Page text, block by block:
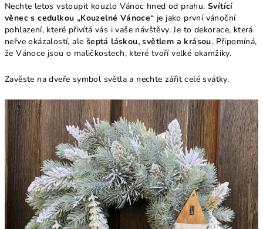
Nechte letos vstoupit kouzlo Vánoc hned od prahu. Svítící
věnec s cedulkou „Kouzelné Vánoce“ je jako první vánoční
pohlazení, které přivítá vás i vaše návštěvy. Je to dekorace, která
neřve okázalostí, ale šeptá láskou, světlem a krásou. Připomíná,
že Vánoce jsou o maličkostech, které tvoří velké okamžiky.
Zavěste na dveře symbol světla a nechte zářit celé svátky.